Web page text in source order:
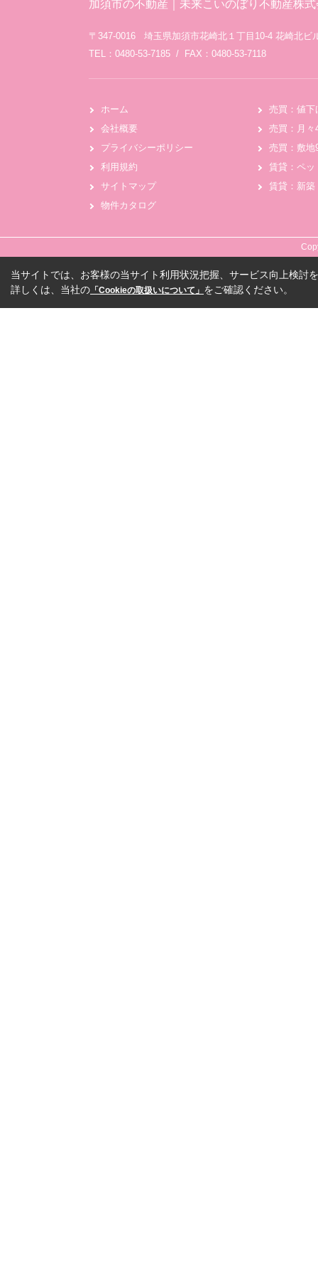
加須市の不動産｜未来こいのぼり不動産株
〒347-0016 埼玉県加須市花崎北１丁目10-4 花崎北ビ
TEL：0480-53-7185 / FAX：0480-53-7118
ホーム
会社概要
プライバシーポリシー
利用規約
サイトマップ
物件カタログ
売買：値下
売買：月々
売買：敷地
賃貸：ペッ
賃貸：新築
当サイトでは、お客様の当サイト利用状況把握、サービス向上検討
詳しくは、当社の 「Cookieの取扱いについて」 をご確認ください。